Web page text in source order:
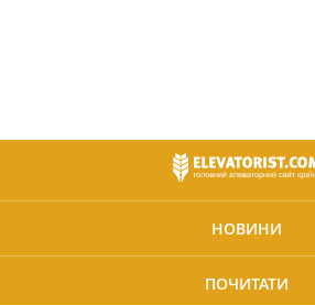
НОВИНИ
ПОЧИТАТИ